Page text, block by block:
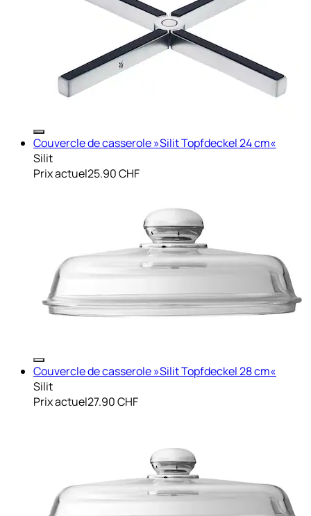
Couvercle de casserole »Silit Topfdeckel 24 cm«
Silit
Prix actuel25.90 CHF
Couvercle de casserole »Silit Topfdeckel 28 cm«
Silit
Prix actuel27.90 CHF